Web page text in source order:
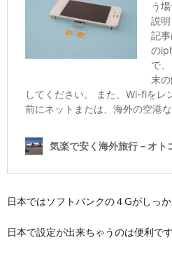
日本ではソフトバンクの４Gがしっか
日本で設定が出来ちゃうのは便利です